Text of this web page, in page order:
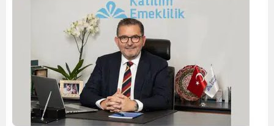
Çorum
Diyarbakır
Edirne
Elazığ